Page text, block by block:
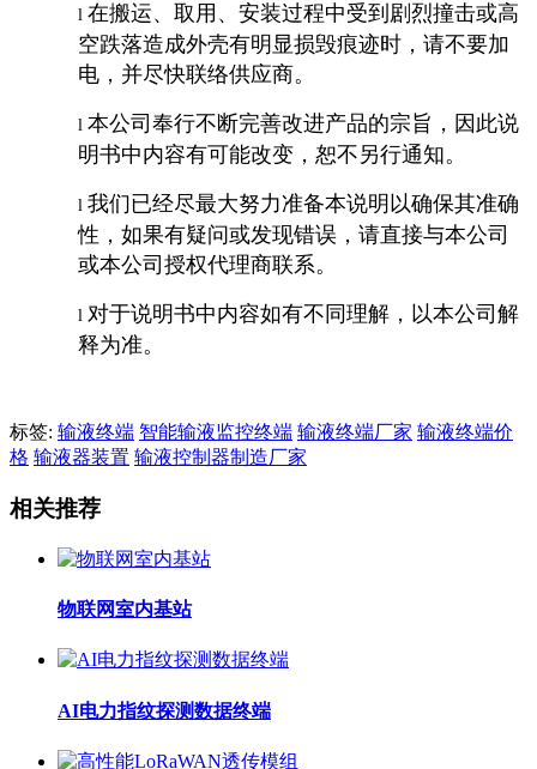
l 在搬运、取用、安装过程中受到剧烈撞击或高
空跌落造成外壳有明显损毁痕迹时，请不要加
电，并尽快联络供应商。
l 本公司奉行不断完善改进产品的宗旨，因此说
明书中内容有可能改变，恕不另行通知。
l 我们已经尽最大努力准备本说明以确保其准确
性，如果有疑问或发现错误，请直接与本公司
或本公司授权代理商联系。
l 对于说明书中内容如有不同理解，以本公司解
释为准。
标签: 输液终端 智能输液监控终端 输液终端厂家 输液终端价
格 输液器装置 输液控制器制造厂家
相关推荐
物联网室内基站
AI电力指纹探测数据终端